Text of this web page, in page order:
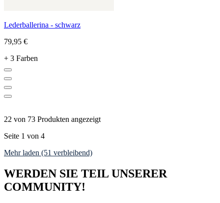
Lederballerina - schwarz
79,95 €
+ 3 Farben
22 von 73 Produkten angezeigt
Seite 1 von 4
Mehr laden (51 verbleibend)
WERDEN SIE TEIL UNSERER
COMMUNITY!